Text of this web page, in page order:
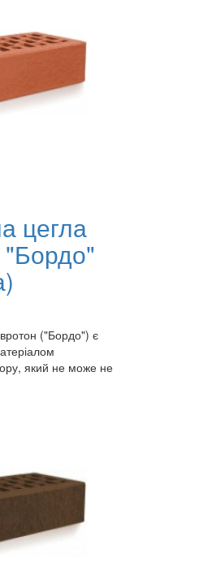
цегла
("Бордо") є
який не може не